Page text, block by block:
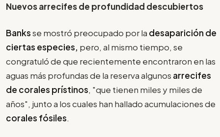
Nuevos arrecifes de profundidad descubiertos
Banksse mostró preocupado por la desaparición de
ciertas especies, pero, al mismo tiempo, se
congratuló de que recientemente encontraron en las
aguas más profundas de la reserva algunos arrecifes
de corales prístinos, "que tienen miles y miles de
años", junto a los cuales han hallado acumulaciones de
corales fósiles.